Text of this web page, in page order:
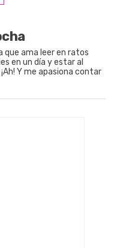
que ama leer en ratos
en un día y estar al
Y me apasiona contar